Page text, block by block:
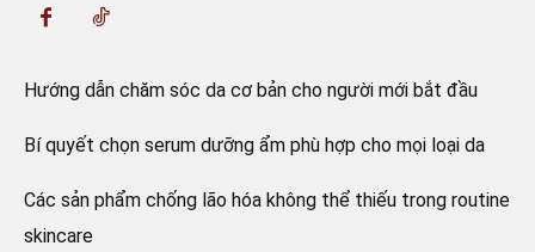
Hướng dẫn chăm sóc da cơ bản cho người mới bắt đầu
Bí quyết chọn serum dưỡng ẩm phù hợp cho mọi loại da
Các sản phẩm chống lão hóa không thể thiếu trong routine
skincare